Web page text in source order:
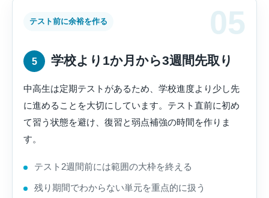
テスト前に余裕を作る
5 学校より1か月から3週間先取り
中高生は定期テストがあるため、学校進度より少し先
に進めることを大切にしています。テスト直前に初め
て習う状態を避け、復習と弱点補強の時間を作りま
す。
テスト2週間前には範囲の大枠を終える
残り期間でわからない単元を重点的に扱う